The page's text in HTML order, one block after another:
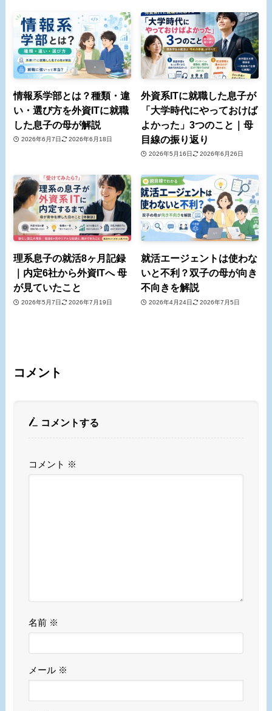
情報系学部とは？種類・違
い・選び方を外資ITに就職
した息子の母が解説
2026年6月7日 2026年6月18日
外資系ITに就職した息子が
「大学時代にやっておけば
よかった」3つのこと｜母
目線の振り返り
2026年5月16日 2026年6月26日
理系息子の就活8ヶ月記録
｜内定6社から外資ITへ 母
が見ていたこと
2026年5月7日 2026年7月19日
就活エージェントは使わな
いと不利？双子の母が向き
不向きを解説
2026年4月24日 2026年7月5日
コメント
コメントする
コメント ※
名前 ※
メール ※